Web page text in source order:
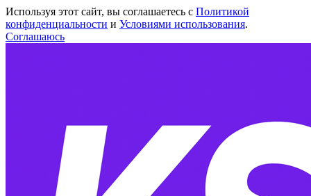
Используя этот сайт, вы соглашаетесь с Политикой
конфиденциальности и Условиями использования.
Соглашаюсь